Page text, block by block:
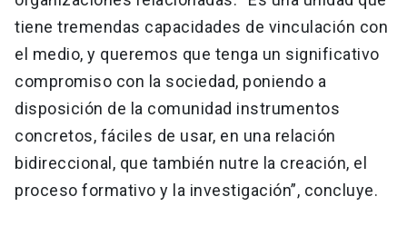
tiene tremendas capacidades de vinculación con
el medio, y queremos que tenga un significativo
compromiso con la sociedad, poniendo a
disposición de la comunidad instrumentos
concretos, fáciles de usar, en una relación
bidireccional, que también nutre la creación, el
proceso formativo y la investigación”, concluye.